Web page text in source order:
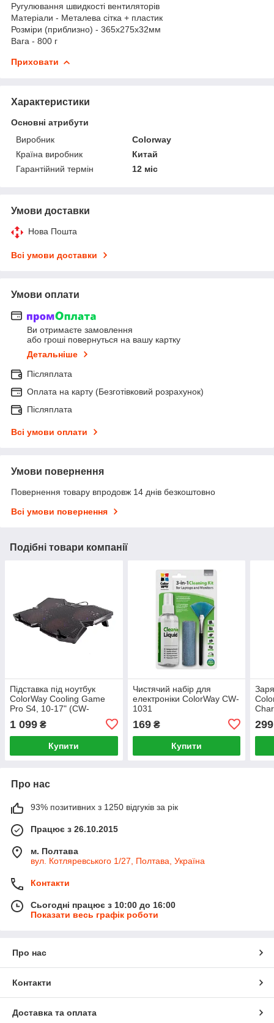
Ругулювання швидкості вентиляторів
Матеріали - Металева сітка + пластик
Розміри (приблизно) - 365х275х32мм
Вага - 800 г
Приховати
Характеристики
Основні атрибути
Виробник
Colorway
Країна виробник
Китай
Гарантійний термін
12 міс
Умови доставки
Нова Пошта
Всі умови доставки
Умови оплати
Ви отримаєте замовлення
або гроші повернуться на вашу картку
Детальніше
Післяплата
Оплата на карту (Безготівковий розрахунок)
Післяплата
Всі умови оплати
Умови повернення
Повернення товару впродовж 14 днів безкоштовно
Всі умови повернення
Подібні товари компанії
Підставка під ноутбук
ColorWay Cooling Game
Pro S4, 10-17" (CW-
1 099 ₴
Купити
Чистячий набір для
електроніки ColorWay CW-
1031
169₴
Купити
299
Про нас
93% позитивних з 1250 відгуків за рік
Працює з 26.10.2015
м. Полтава
вул. Котляревського 1/27, Полтава, Україна
Контакти
Сьогодні працює з 10:00 до 16:00
Показати весь графік роботи
Про нас
Контакти
Доставка та оплата